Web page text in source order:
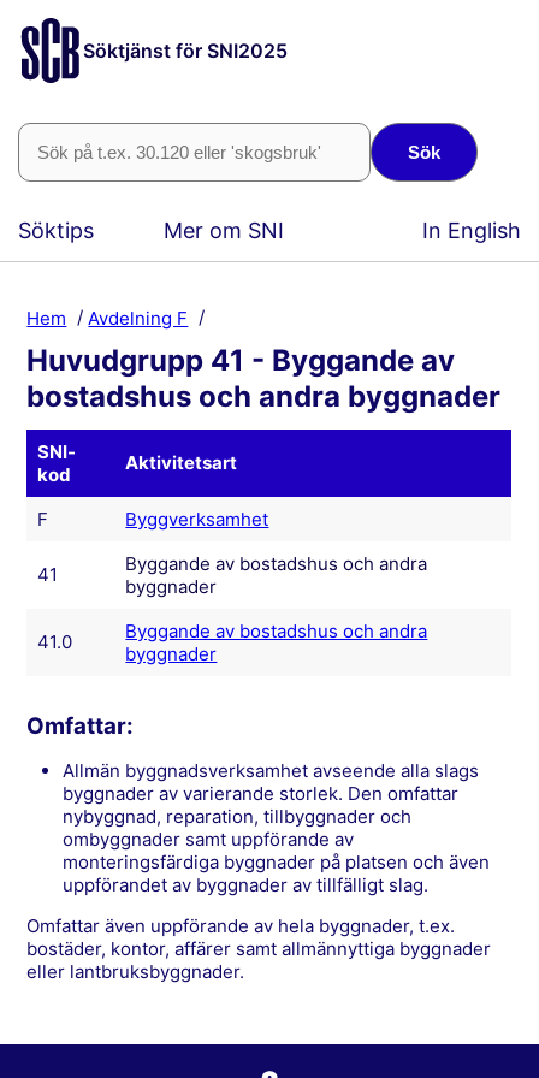
Söktjänst för SNI2025
Sök
Söktips Mer om SNI In English
Hem Avdelning F
Huvudgrupp 41 - Byggande av
bostadshus och andra byggnader
SNI-
kod
Aktivitetsart
F Byggverksamhet
41
Byggande av bostadshus och andra
byggnader
41.0
Byggande av bostadshus och andra
byggnader
Omfattar:
allmän byggnadsverksamhet avseende alla slags
byggnader av varierande storlek. Den omfattar
nybyggnad, reparation, tillbyggnader och
ombyggnader samt uppförande av
monteringsfärdiga byggnader på platsen och även
uppförandet av byggnader av tillfälligt slag.
Omfattar även uppförande av hela byggnader, t.ex.
bostäder, kontor, affärer samt allmännyttiga byggnader
eller lantbruksbyggnader.